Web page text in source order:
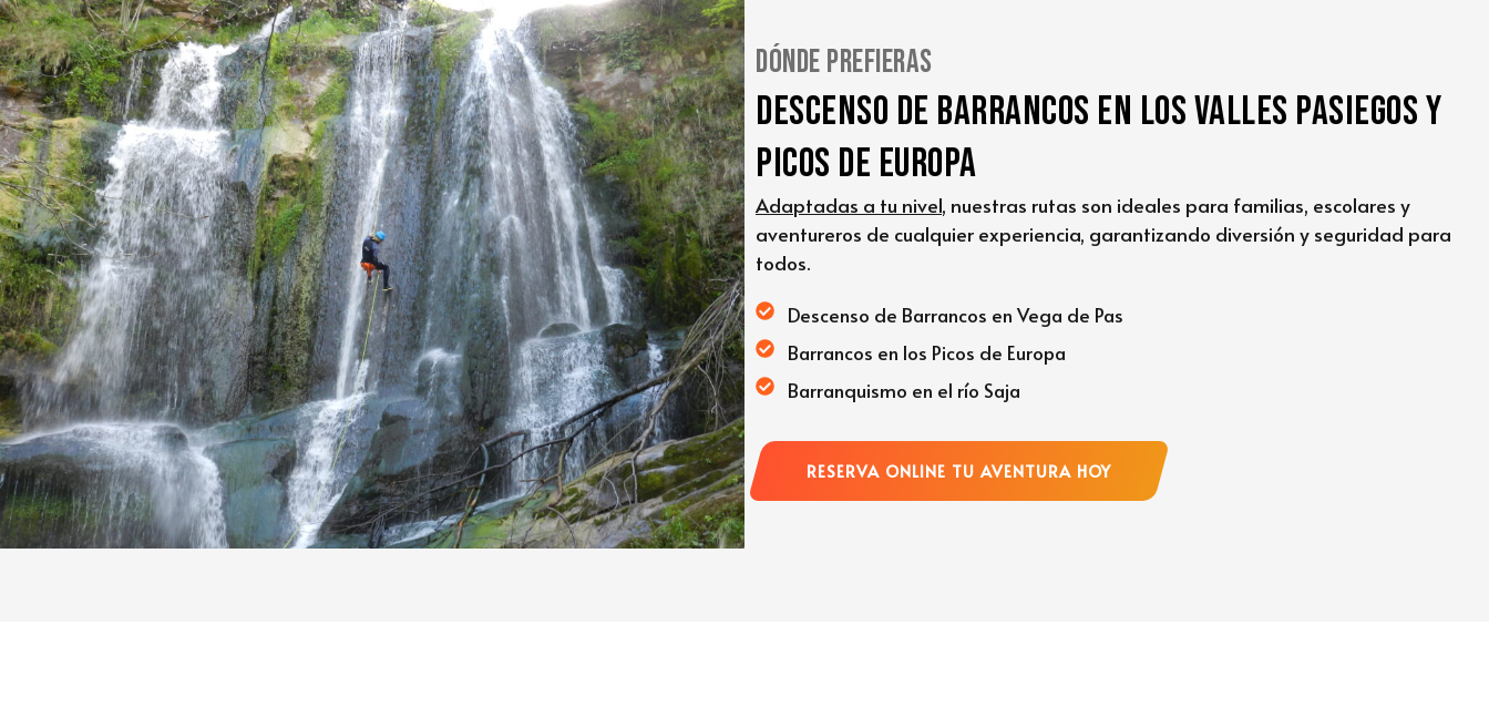
dónde prefieras
Descenso de barrancos en los Valles Pasiegos y
Picos de Europa
Adaptadas a tu nivel, nuestras rutas son ideales para familias, escolares y
aventureros de cualquier experiencia, garantizando diversión y seguridad para
todos.
Descenso de Barrancos en Vega de Pas
Barrancos en los Picos de Europa
Barranquismo en el río Saja
RESERVA ONLINE TU AVENTURA HOY